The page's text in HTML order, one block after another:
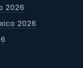
2026
2026